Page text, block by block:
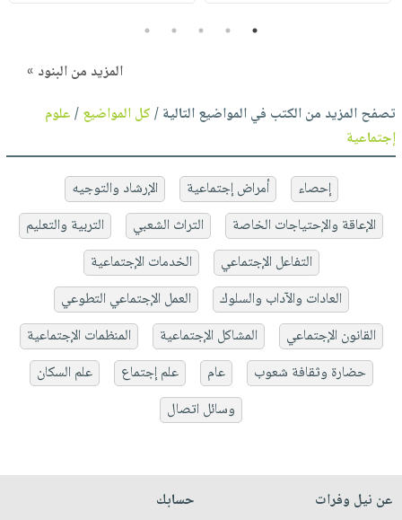
1
2
3
4
5
المزيد من البنود »
تصفح المزيد من الكتب في المواضيع التالية /كل المواضيع/علوم
إجتماعية
إحصاء أمراض إجتماعية
الإرشاد والتوجيه
الإعاقة والإحتياجات الخاصة
التراث الشعبي
التربية والتعليم
التفاعل الإجتماعي
الخدمات الإجتماعية
العادات والآداب والسلوك
العمل الإجتماعي التطوعي
القانون الإجتماعي
المشاكل الإجتماعية
المنظمات الإجتماعية
حضارة وثقافة شعوب
عام علم إجتماع
علم السكان
وسائل اتصال
عن نيل وفرات
حسابك